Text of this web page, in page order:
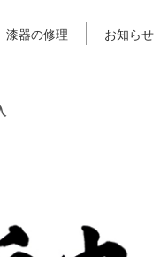
漆器の修理 お知らせ